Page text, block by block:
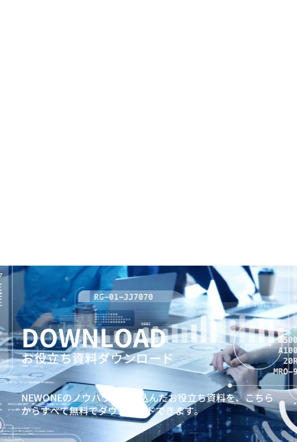
DOWNLOAD
お役立ち資料ダウンロード
NEWONEのノウハウを詰め込んだお役立ち資料を、 こちら
からすべて無料でダウンロードできます。